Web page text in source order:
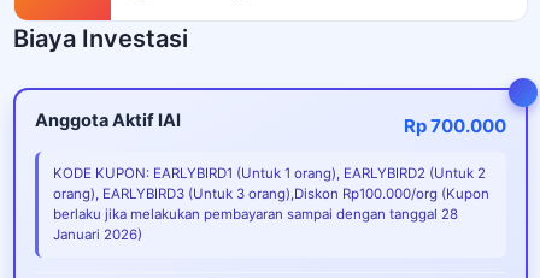
Biaya Investasi
Anggota Aktif IAI Rp 700.000
KODE KUPON: EARLYBIRD1 (Untuk 1 orang), EARLYBIRD2 (Untuk 2
orang), EARLYBIRD3 (Untuk 3 orang),Diskon Rp100.000/org (Kupon
berlaku jika melakukan pembayaran sampai dengan tanggal 28
Januari 2026)